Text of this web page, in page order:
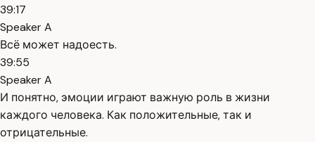
39:17
Speaker A
Всё может надоесть.
39:55
Speaker A
И понятно, эмоции играют важную роль в жизни
каждого человека. Как положительные, так и
отрицательные.